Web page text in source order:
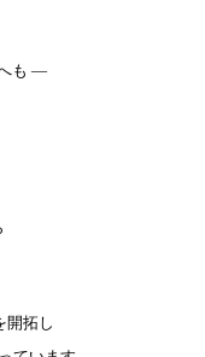
も —
開拓し